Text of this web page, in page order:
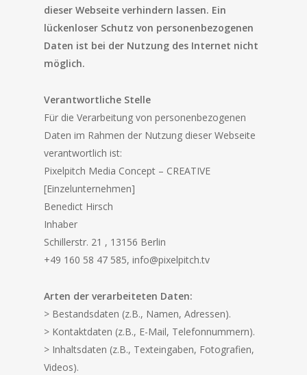
dieser Webseite verhindern lassen. Ein
lückenloser Schutz von personenbezogenen
Daten ist bei der Nutzung des Internet nicht
möglich.
Verantwortliche Stelle
Für die Verarbeitung von personenbezogenen
Daten im Rahmen der Nutzung dieser Webseite
verantwortlich ist:
Pixelpitch Media Concept – CREATIVE
[Einzelunternehmen]
Benedict Hirsch
Inhaber
Schillerstr. 21 , 13156 Berlin
+49 160 58 47 585, info@pixelpitch.tv
Arten der verarbeiteten Daten:
> Bestandsdaten (z.B., Namen, Adressen).
> Kontaktdaten (z.B., E-Mail, Telefonnummern).
> Inhaltsdaten (z.B., Texteingaben, Fotografien,
Videos).